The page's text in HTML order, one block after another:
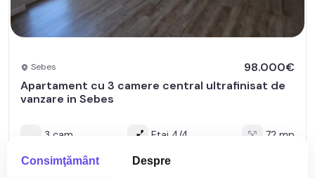
Sebes
98.000€
Apartament cu 3 camere central ultrafinisat de
vanzare in Sebes
3 cam Etaj 4/4 72 mp
Consimţământ Despre